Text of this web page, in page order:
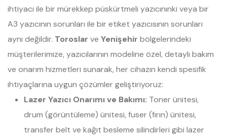
ihtiyacı ile bir mürekkep püskürtmeli yazıcınınki veya bir
A3 yazıcının sorunları ile bir etiket yazıcısının sorunları
aynı değildir. Toroslar ve Yenişehir bölgelerindeki
müşterilerimize, yazıcılarının modeline özel, detaylı bakım
ve onarım hizmetleri sunarak, her cihazın kendi spesifik
ihtiyaçlarına uygun çözümler geliştiriyoruz:
Lazer Yazıcı Onarımı ve Bakımı: Toner ünitesi,
drum (görüntüleme) ünitesi, fuser (fırın) ünitesi,
transfer belt ve kağıt besleme silindirleri gibi lazer